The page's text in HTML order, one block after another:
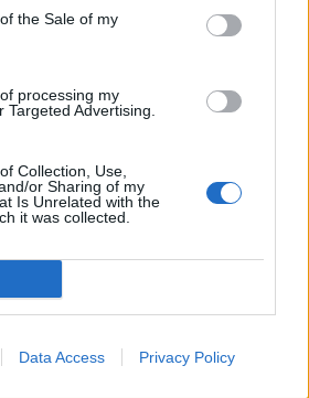
the Sale of my
processing my
Targeted Advertising.
Collection, Use,
or Sharing of my
Is Unrelated with the
it was collected.
Data Access Privacy Policy